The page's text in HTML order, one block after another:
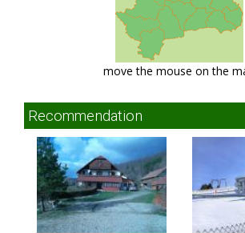
move the mouse on the
Recommendation